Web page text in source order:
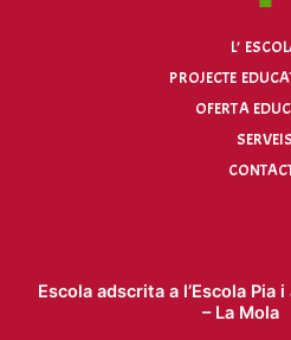
L’
PROJECTE
OFERTA
SERVEIS
Escola adscrita a l’Escola Piai
– La Mola